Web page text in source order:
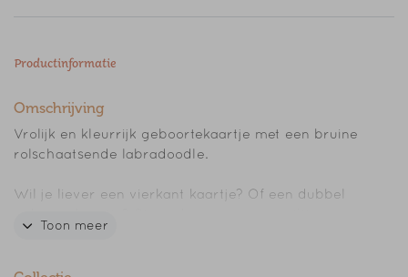
Productinformatie
Omschrijving
Vrolijk en kleurrijk geboortekaartje met een bruine
rolschaatsende labradoodle.
Wil je liever een vierkant kaartje? Of een dubbel
Toon meer